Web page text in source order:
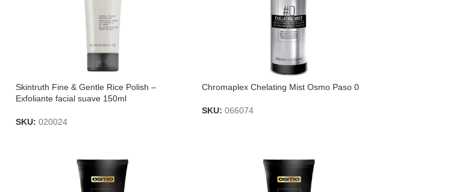
Skintruth Fine & Gentle Rice Polish –
Exfoliante facial suave 150ml
SKU: 020024
Chromaplex Chelating Mist Osmo Paso 0
SKU:066074